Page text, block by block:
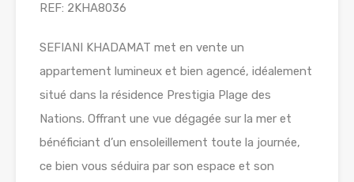
REF: 2KHA8036
SEFIANI KHADAMAT met en vente un
appartement lumineux et bien agencé, idéalement
situé dans la résidence Prestigia Plage des
Nations. Offrant une vue dégagée sur la mer et
bénéficiant d’un ensoleillement toute la journée,
ce bien vous séduira par son espace et son